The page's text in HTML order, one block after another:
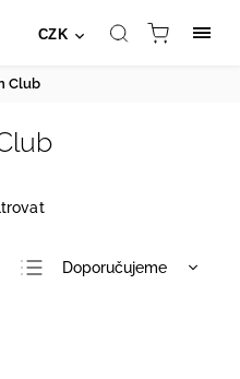
CZK
Club
Doporučujeme